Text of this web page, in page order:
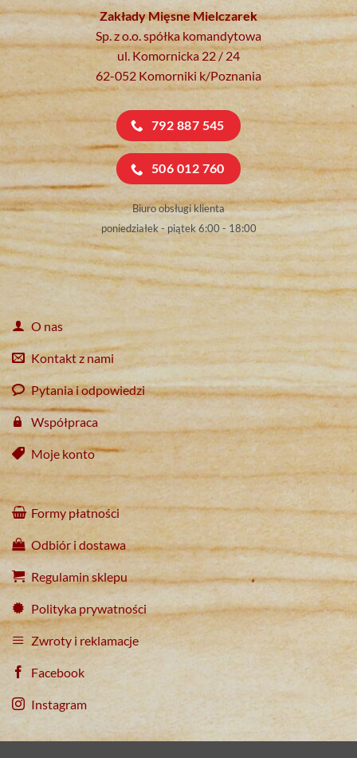
Zakłady Mięsne Mielczarek
Sp. z o.o. spółka komandytowa
ul. Komornicka 22 / 24
62-052 Komorniki k/Poznania
792 887 545
506 012 760
Biuro obsługi klienta
poniedziałek - piątek 6:00 - 18:00
O nas
Kontakt z nami
Pytania i odpowiedzi
Współpraca
Moje konto
Formy płatności
Odbiór i dostawa
Regulamin sklepu
Polityka prywatności
Zwroty i reklamacje
Facebook
Instagram